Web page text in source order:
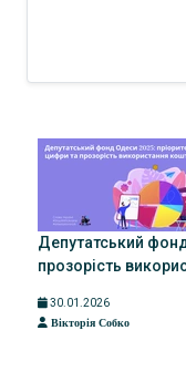
Депутатський
прозорість
30.01.2026
Вікторія Собко